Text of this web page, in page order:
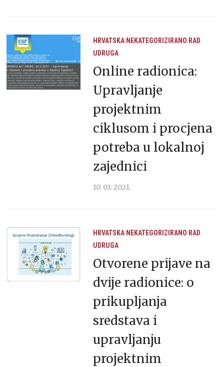
HRVATSKA NEKATEGORIZIRANO RAD
UDRUGA
Online radionica:
Upravljanje
projektnim
ciklusom i procjena
potreba u lokalnoj
zajednici
10. 03. 2021.
HRVATSKA NEKATEGORIZIRANO RAD
UDRUGA
Otvorene prijave na
dvije radionice: o
prikupljanja
sredstava i
upravljanju
projektnim